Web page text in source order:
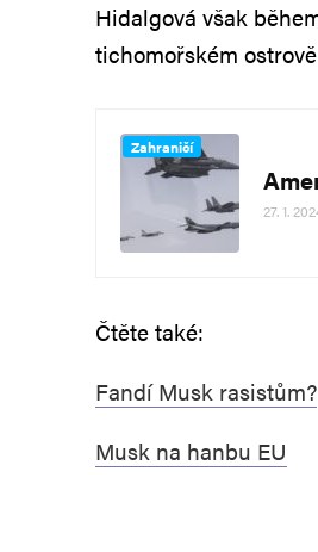
Hidalgová však
tichomořském
Zahraničí
27. 1.
Čtěte také:
Fandí Musk rasistům?
Musk na hanbu EU